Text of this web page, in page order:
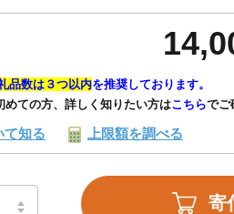
品数は３つ以内を推奨しております。
めての方、詳しく知りたい方はこちらでご
て知る 上限額を調べる
寄